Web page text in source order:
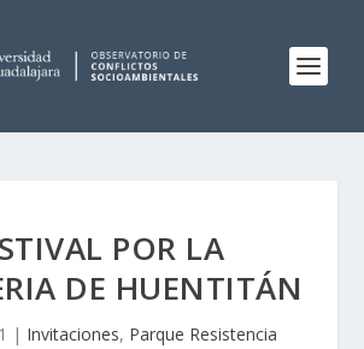
POR LA
DE HUENTITÁN
| Invitaciones, Parque Resistencia